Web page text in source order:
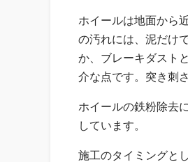
ホイールは地面から
の汚れには、泥だけ
か、ブレーキダスト
介な点です。突き刺
ホイールの鉄粉除去
しています。
施工のタイミングと